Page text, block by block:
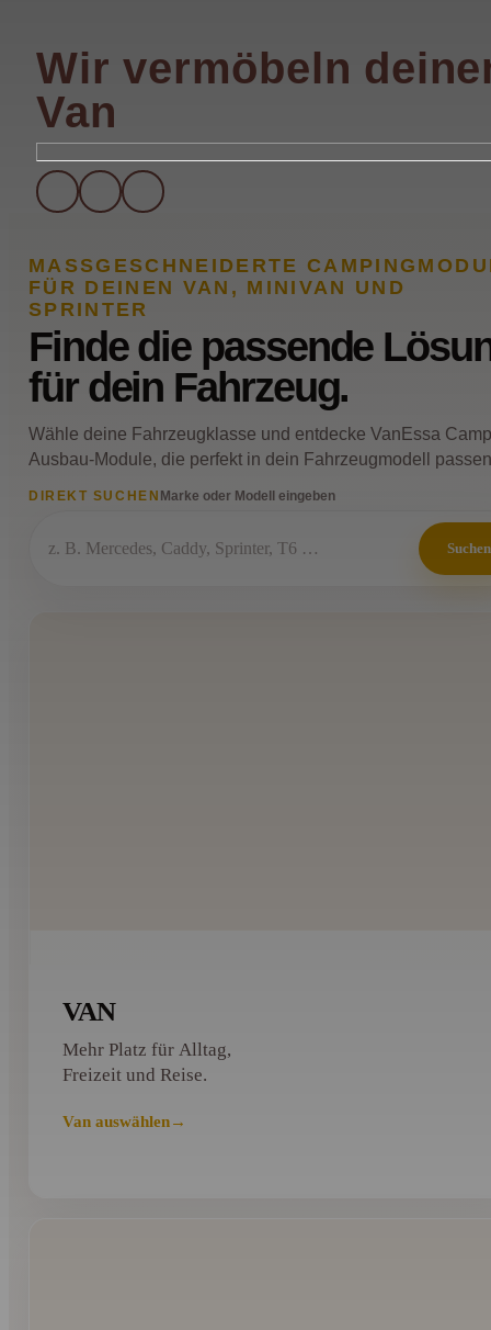
Wir vermöbeln
Van
MASSGESCHNEIDERTE
FÜR DEINEN VAN, MINIVAN UND
SPRINTER
Finde die passende
für dein Fahrzeug.
Wähle deine Fahrzeugklasse und entdecke VanEssa
Ausbau-Module, die perfekt in dein Fahrzeugmodell
DIREKT SUCHEN Marke oder Modell eingeben
Suchen
VAN
Mehr Platz für Alltag,
Freizeit und Reise.
Van auswählen→